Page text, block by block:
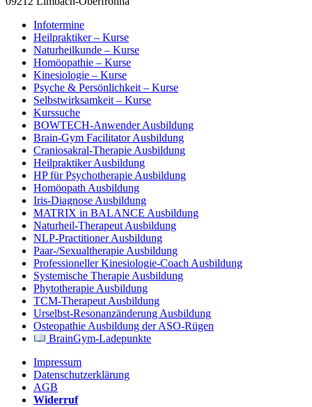
Infotermine
Heilpraktiker – Kurse
Naturheilkunde – Kurse
Homöopathie – Kurse
Kinesiologie – Kurse
Psyche & Persönlichkeit – Kurse
Selbstwirksamkeit – Kurse
Kurssuche
BOWTECH-Anwender Ausbildung
Brain-Gym Facilitator Ausbildung
Craniosakral-Therapie Ausbildung
Heilpraktiker Ausbildung
HP für Psychotherapie Ausbildung
Homöopath Ausbildung
Iris-Diagnose Ausbildung
MATRIX in BALANCE Ausbildung
Naturheil-Therapeut Ausbildung
NLP-Practitioner Ausbildung
Paar-/Sexualtherapie Ausbildung
Professioneller Kinesiologie-Coach Ausbildung
Systemische Therapie Ausbildung
Phytotherapie Ausbildung
TCM-Therapeut Ausbildung
Urselbst-Resonanzänderung Ausbildung
Osteopathie Ausbildung der ASO-Rügen
BrainGym-Ladepunkte
Impressum
Datenschutzerklärung
AGB
Widerruf